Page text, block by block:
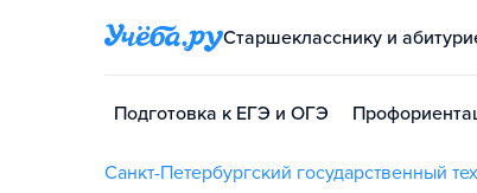
Старшекласснику и
Подготовка к ЕГЭ и ОГЭ
Санкт-Петербургский государственный